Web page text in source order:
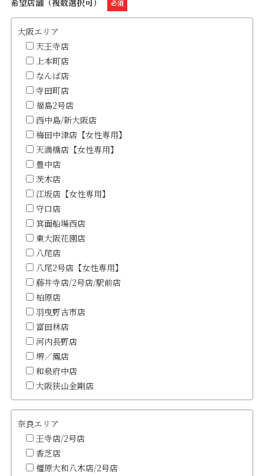
希望店舗（複数選択可） 必須
大阪エリア
天王寺店
上本町店
なんば店
寺田町店
福島2号店
西中島/新大阪店
梅田中津店【女性専用】
天満橋店【女性専用】
豊中店
茨木店
江坂店【女性専用】
守口店
箕面船場西店
東大阪花園店
八尾店
八尾2号店【女性専用】
藤井寺店/2号店/駅前店
柏原店
羽曳野古市店
富田林店
河内長野店
堺／鳳店
和泉府中店
大阪狭山金剛店
奈良エリア
王寺店/2号店
香芝店
橿原大和八木店/2号店